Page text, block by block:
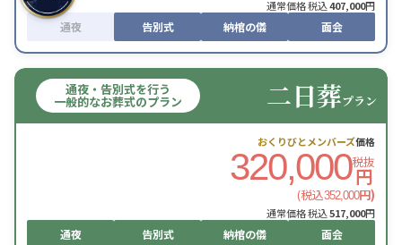
通常価格 税込407,000円
通夜 告別式 納棺の儀 面会
通夜・告別式を行う
一般的なお葬式のプラン 二日葬プラン
おくりびとメンバーズ価格
320,000税抜
円
(税込352,000円)
通常価格 税込517,000円
通夜 告別式 納棺の儀 面会